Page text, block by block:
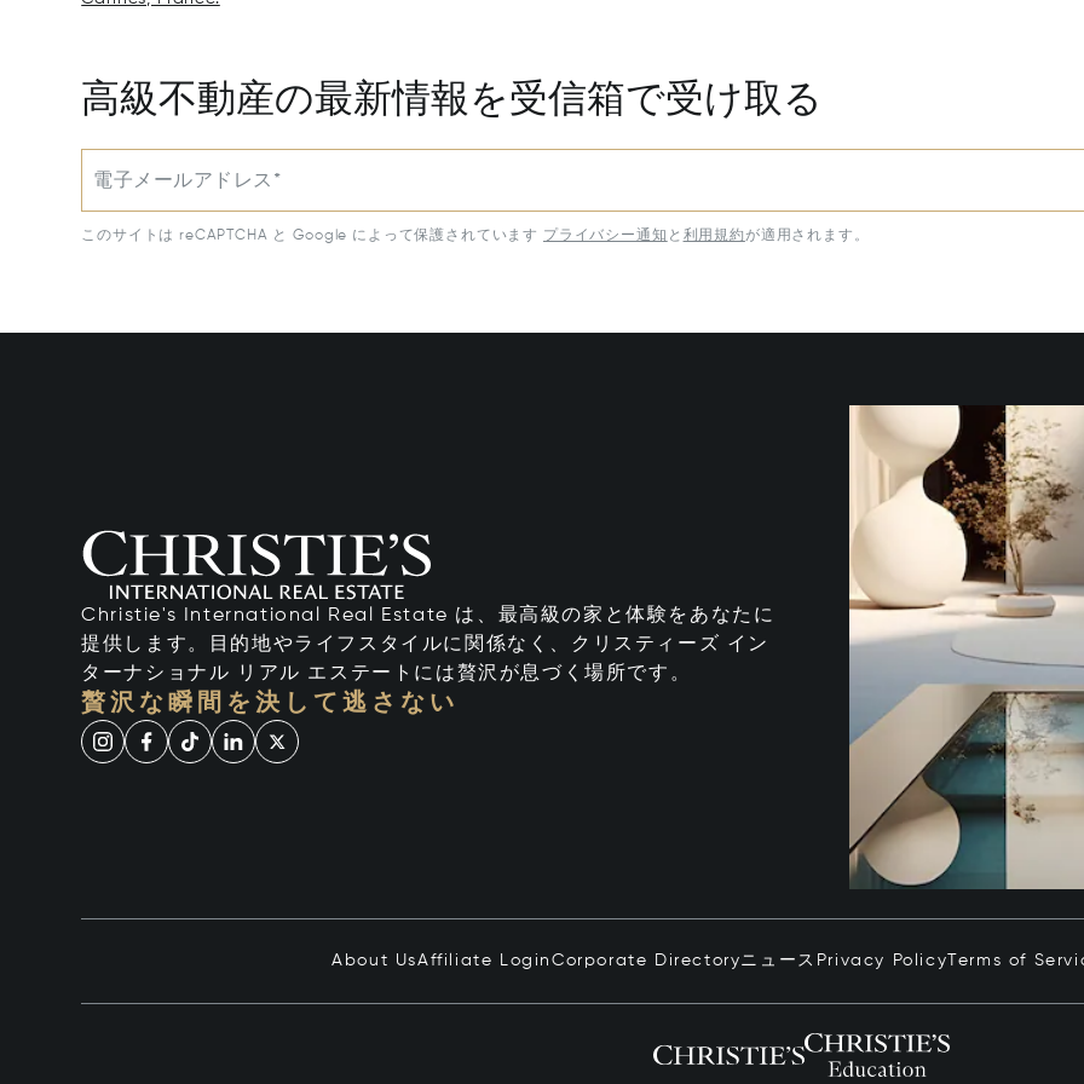
高級不動産の最新情報を受信箱で受け取る
電子メールアドレス*
このサイトは reCAPTCHA と Google によって保護されています プライバシー通知 と 利用規約が適用されます。
Christie's International Real Estate は、最高級の家と体験をあなたに
提供します。目的地やライフスタイルに関係なく、クリスティーズ イン
ターナショナル リアル エステートには贅沢が息づく場所です。
贅沢な瞬間を決して逃さない
About UsAffiliate LoginCorporate Directoryニュース Privacy PolicyTerms of